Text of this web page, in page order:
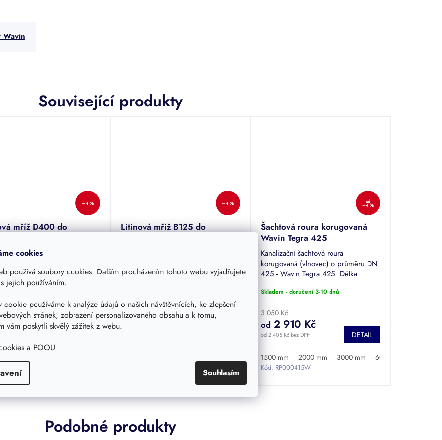
cookies
používá soubory cookies. Dalším procházením tohoto webu vyjadřujete
jejich používáním.
cookie používáme k analýze údajů o našich návštěvnících, ke zlepšení
stránek, zobrazení personalizovaného obsahu a k tomu,
vám poskytli skvělý zážitek z webu.
a POOU
Souhlasím
Související produkty
–4 %
mříž D400 do
425
mříž obdélníková do 40t
425.
Kč
Kč
–4 %
Litinová mříž B125 do
Wavin Tegra 425.
4 790 Kč
4 571 Kč
od
–4 %
Šachtová roura korugovaná
Wavin Tegra 425
Kanalizační šachtová roura
korugovaná (vlnovec) o průměru DN
425 - Wavin Tegra 425. Délka
Skladem - doručení 3-10 dnů
3 050 Kč
od 2 405 Kč bez DPH
od 2 910 Kč
DETAIL
1500 mm 2000 mm 3000 mm 6000 mm
Kód: RP000415W
Wavin
Podobné produkty